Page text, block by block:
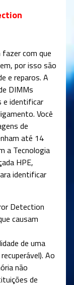
com que
por isso são
e reparos. A
DIMMs
e identificar
Você
de
até 14
a Tecnologia
HPE,
identificar
Detection
causam
de uma
Ao
não
de